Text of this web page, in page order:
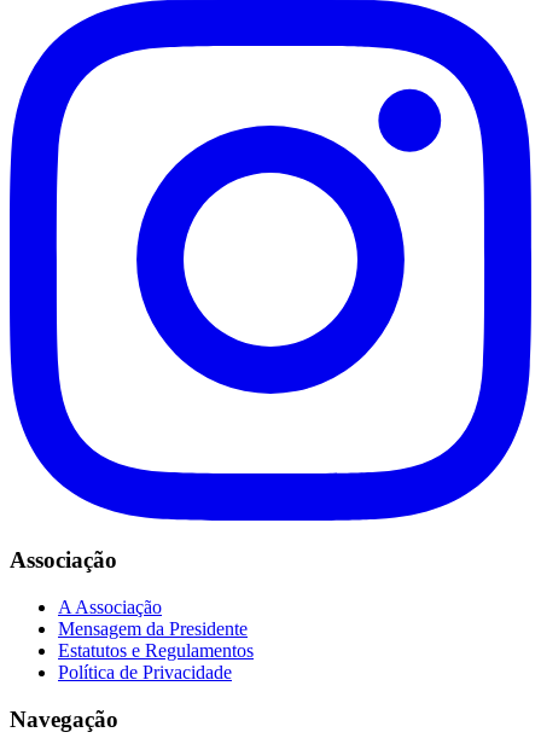
Associação
A Associação
Mensagem da Presidente
Estatutos e Regulamentos
Política de Privacidade
Navegação